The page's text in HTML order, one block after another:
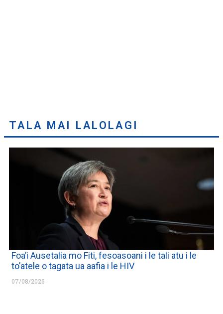
TALA MAI LALOLAGI
Foa’i Ausetalia mo Fiti, fesoasoani i le tali atu i le
to’atele o tagata ua aafia i le HIV
07/08/2026